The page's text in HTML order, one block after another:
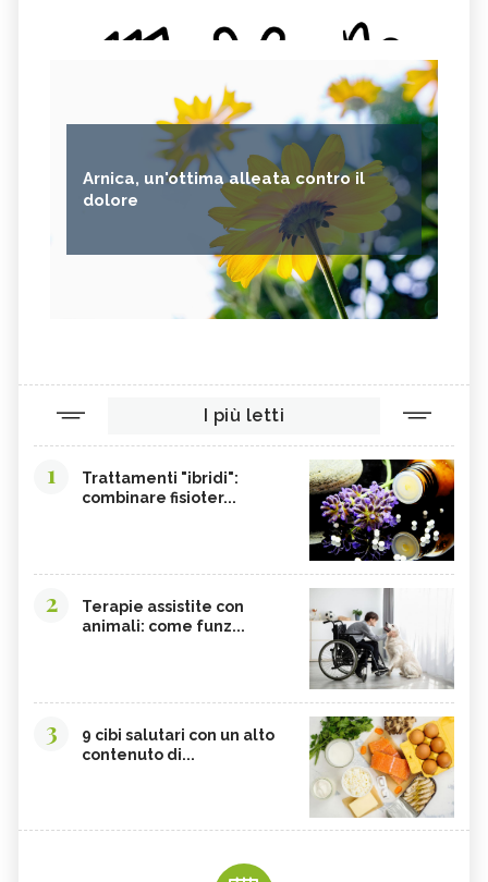
Arnica, un'ottima alleata contro il
dolore
I più letti
1
Trattamenti "ibridi":
combinare fisioter...
2
Terapie assistite con
animali: come funz...
3
9 cibi salutari con un alto
contenuto di...